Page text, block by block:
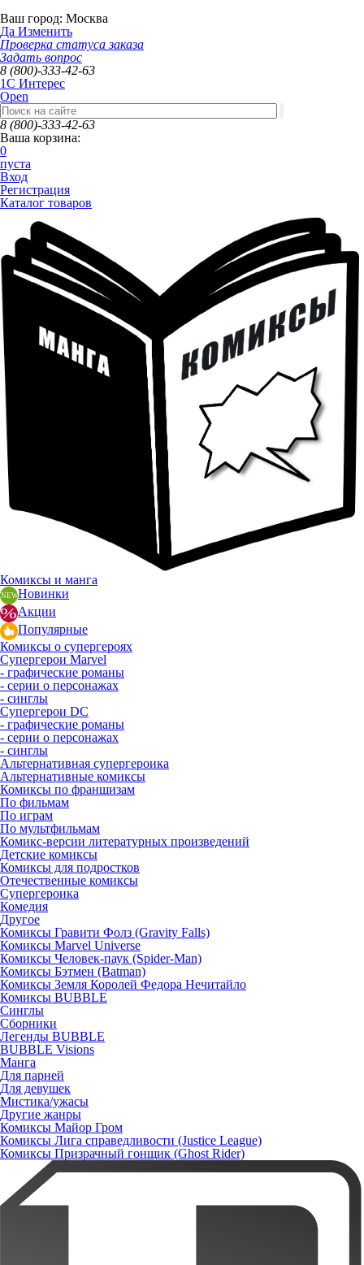
Ваш город: Москва
Да Изменить
Проверка статуса заказа
Задать вопрос
8 (800)-333-42-63
1C Интерес
Open
8 (800)-333-42-63
Ваша корзина:
0
пуста
Вход
Регистрация
Каталог товаров
Комиксы и манга
Новинки
Акции
Популярные
Комиксы о супергероях
Супергерои Marvel
- графические романы
- серии о персонажах
- синглы
Супергерои DC
- графические романы
- серии о персонажах
- синглы
Альтернативная супергероика
Альтернативные комиксы
Комиксы по франшизам
По фильмам
По играм
По мультфильмам
Комикс-версии литературных произведений
Детские комиксы
Комиксы для подростков
Отечественные комиксы
Супергероика
Комедия
Другое
Комиксы Гравити Фолз (Gravity Falls)
Комиксы Marvel Universe
Комиксы Человек-паук (Spider-Man)
Комиксы Бэтмен (Batman)
Комиксы Земля Королей Федора Нечитайло
Комиксы BUBBLE
Синглы
Сборники
Легенды BUBBLE
BUBBLE Visions
Манга
Для парней
Для девушек
Мистика/ужасы
Другие жанры
Комиксы Майор Гром
Комиксы Лига справедливости (Justice League)
Комиксы Призрачный гонщик (Ghost Rider)